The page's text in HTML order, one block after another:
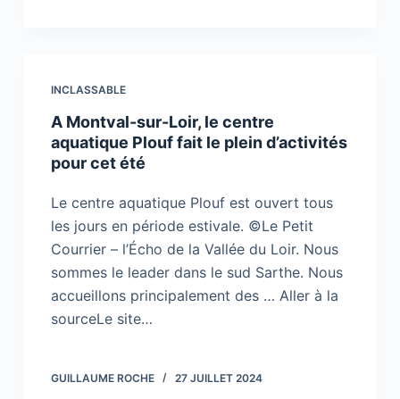
INCLASSABLE
A Montval-sur-Loir, le centre
aquatique Plouf fait le plein d’activités
pour cet été
Le centre aquatique Plouf est ouvert tous
les jours en période estivale. ©Le Petit
Courrier – l’Écho de la Vallée du Loir. Nous
sommes le leader dans le sud Sarthe. Nous
accueillons principalement des … Aller à la
sourceLe site…
GUILLAUME ROCHE 27 JUILLET 2024